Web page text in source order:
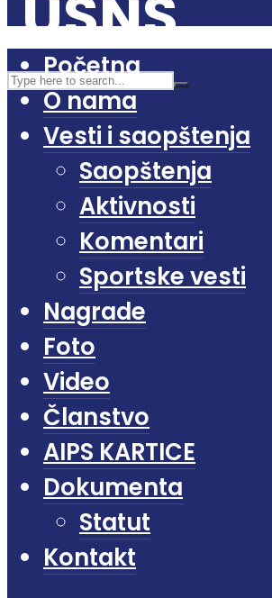
Početna
O nama
Vesti i saopštenja
Saopštenja
Aktivnosti
Komentari
Sportske vesti
Nagrade
Foto
Video
Članstvo
AIPS KARTICE
Dokumenta
Statut
Kontakt